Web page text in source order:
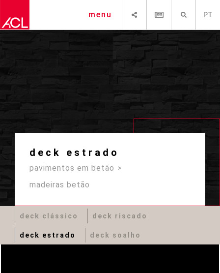
PT
menu
deck estrado
pavimentos em betão
madeiras betão
deck clássico deck riscado
deck estrado deck soalho